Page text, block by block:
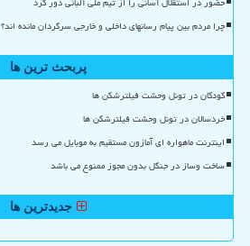
چرا مردم بین پیام رسانهای داخلی و خارجی سرگردان مانده اند؟
پربحث ترین ها
کودکان در تونل وحشت فیلترشکن ها
خردسالان در تونل وحشت فیلترشکن ها
اینترنت ماهواره ای آمازون مستقیم به موبایل می رسد
ساخت وساز در جنگل بدون مجوز ممنوع می باشد
جدیدترین ها